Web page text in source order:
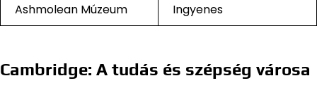
Ashmolean Múzeum
Ingyenes
Cambridge: A tudás és szépség városa